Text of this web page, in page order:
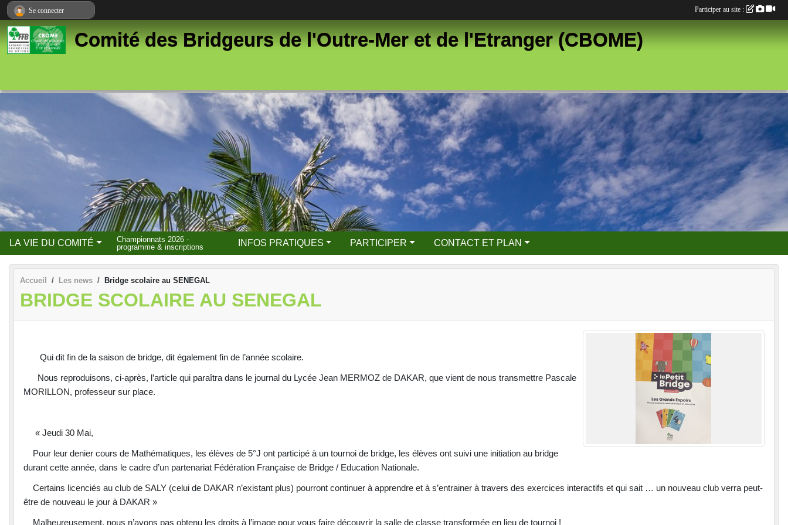
Comité des Bridgeurs de l'Outre-Mer et de l'Etranger (CBOME)
LA VIE DU COMITÉ
Championnats 2026 -
programme & inscriptions
INFOS PRATIQUES PARTICIPER CONTACT ET PLAN
Accueil Les news Bridge scolaire au SENEGAL
BRIDGE SCOLAIRE AU SENEGAL
Qui dit fin de la saison de bridge, dit également fin de l’année scolaire.
Nous reproduisons, ci-après, l’article qui paraîtra dans le journal du Lycée Jean MERMOZ de DAKAR, que vient de nous transmettre Pascale
MORILLON, professeur sur place.
« Jeudi 30 Mai,
Pour leur denier cours de Mathématiques, les élèves de 5°J ont participé à un tournoi de bridge, les élèves ont suivi une initiation au bridge
durant cette année, dans le cadre d’un partenariat Fédération Française de Bridge / Education Nationale.
Certains licenciés au club de SALY (celui de DAKAR n’existant plus) pourront continuer à apprendre et à s’entrainer à travers des exercices interactifs et qui sait … un nouveau club verra peut-
être de nouveau le jour à DAKAR »
Malheureusement, nous n’avons pas obtenu les droits à l’image pour vous faire découvrir la salle de classe transformée en lieu de tournoi !
Se connecter Participer au site :
Panneau de gestion des cookies